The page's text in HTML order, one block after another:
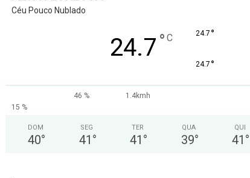
Céu Pouco Nublado
24.7 ° C 24.7 °
24.7 °
46 %
1.4kmh
15 %
DOM
40°
SEG
41 °
TER
41 °
QUA
39°
QUI
41 °